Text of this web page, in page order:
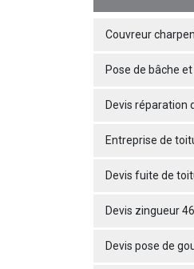
Couvreur
Pose de bâche
Devis réparation
Entreprise de
Devis fuite de
Devis zingueur 46
Devis pose de